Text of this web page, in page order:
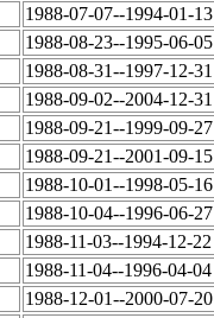
1988-07-07--1994-01-13
1988-08-23--1995-06-05
1988-08-31--1997-12-31
1988-09-02--2004-12-31
1988-09-21--1999-09-27
1988-09-21--2001-09-15
1988-10-01--1998-05-16
1988-10-04--1996-06-27
1988-11-03--1994-12-22
1988-11-04--1996-04-04
1988-12-01--2000-07-20